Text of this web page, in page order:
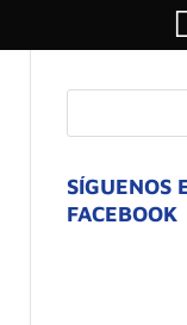
SÍGUENOS
FACEBOOK